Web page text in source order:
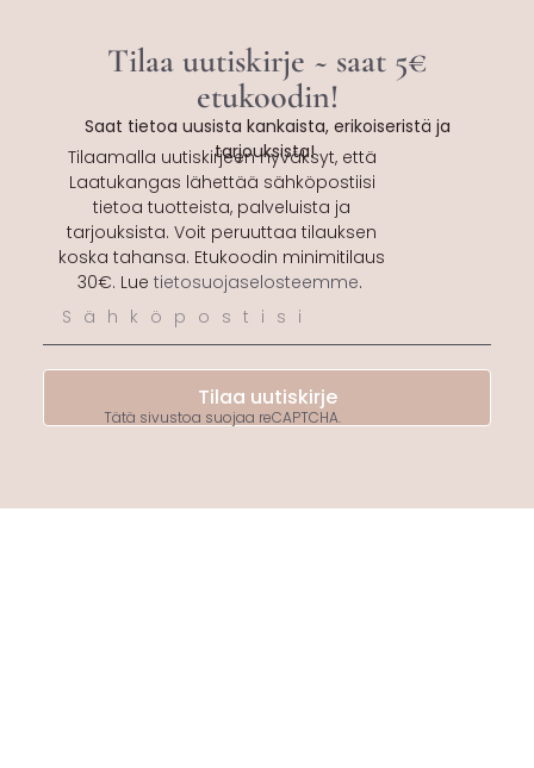
Tilaa uutiskirje ~ saat 5€
etukoodin!
Saat tietoa uusista kankaista, erikoiseristä ja
tarjouksista!
Tilaamalla uutiskirjeen hyväksyt, että
Laatukangas lähettää sähköpostiisi
tietoa tuotteista, palveluista ja
tarjouksista. Voit peruuttaa tilauksen
koska tahansa. Etukoodin minimitilaus
30€. Lue tietosuojaselosteemme.
Tilaa uutiskirje
Tätä sivustoa suojaa reCAPTCHA.